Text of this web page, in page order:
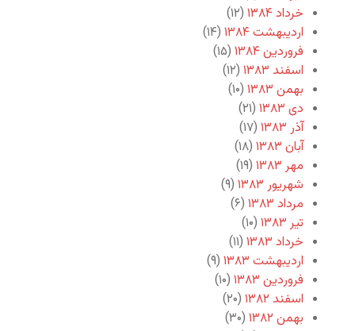
خرداد ۱۳۸۴
(۱۲)
اردیبهشت ۱۳۸۴
(۱۴)
فروردین ۱۳۸۴
(۱۵)
اسفند ۱۳۸۳
(۱۲)
بهمن ۱۳۸۳
(۱۰)
دی ۱۳۸۳
(۲۱)
آذر ۱۳۸۳
(۱۷)
آبان ۱۳۸۳
(۱۸)
مهر ۱۳۸۳
(۱۹)
شهریور ۱۳۸۳
(۹)
مرداد ۱۳۸۳
(۶)
تیر ۱۳۸۳
(۱۰)
خرداد ۱۳۸۳
(۱۱)
اردیبهشت ۱۳۸۳
(۹)
فروردین ۱۳۸۳
(۱۰)
اسفند ۱۳۸۲
(۲۰)
بهمن ۱۳۸۲
(۳۰)